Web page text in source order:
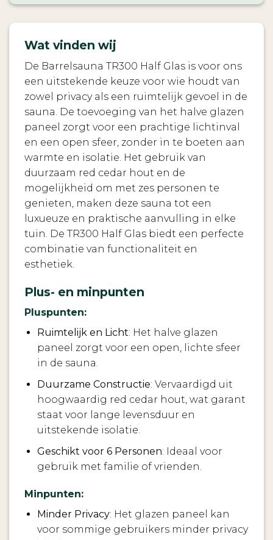
Wat vinden wij
De Barrelsauna TR300 Half Glas is voor ons
een uitstekende keuze voor wie houdt van
zowel privacy als een ruimtelijk gevoel in de
sauna. De toevoeging van het halve glazen
paneel zorgt voor een prachtige lichtinval
en een open sfeer, zonder in te boeten aan
warmte en isolatie. Het gebruik van
duurzaam red cedar hout en de
mogelijkheid om met zes personen te
genieten, maken deze sauna tot een
luxueuze en praktische aanvulling in elke
tuin. De TR300 Half Glas biedt een perfecte
combinatie van functionaliteit en
esthetiek.
Plus- en minpunten
Pluspunten:
Ruimtelijk en Licht: Het halve glazen
paneel zorgt voor een open, lichte sfeer
in de sauna.
Duurzame Constructie: Vervaardigd uit
hoogwaardig red cedar hout, wat garant
staat voor lange levensduur en
uitstekende isolatie.
Geschikt voor 6 Personen: Ideaal voor
gebruik met familie of vrienden.
Minpunten:
Minder Privacy: Het glazen paneel kan
voor sommige gebruikers minder privacy